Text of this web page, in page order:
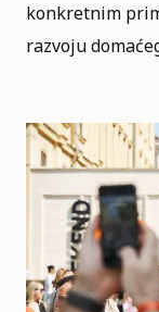
konkretnim
razvoju